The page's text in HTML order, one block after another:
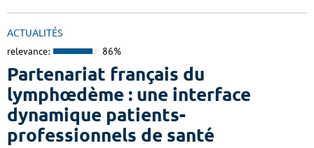
ACTUALITÉS
relevance: 86%
Partenariat français du
lymphœdème : une interface
dynamique patients-
professionnels de santé